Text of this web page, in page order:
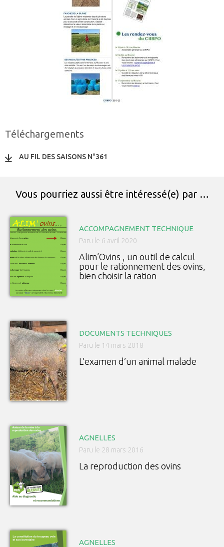
Téléchargements
AU FIL DES SAISONS N°361
Vous pourriez aussi être intéressé(e) par …
ACCOMPAGNEMENT TECHNIQUE
Paru le 6 avril 2020
Alim’Ovins , un outil de calcul
pour le rationnement des ovins,
bien choisir la ration
DOCUMENTS TECHNIQUES
Paru le 14 mars 2018
L’examen d’un animal malade
AGNELLES
Paru le 28 mars 2016
La reproduction des ovins
AGNELLES